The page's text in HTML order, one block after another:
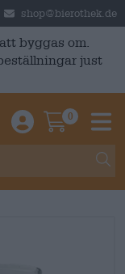
shop@bierothek.de
byggas om.
just
Einloggen /
0